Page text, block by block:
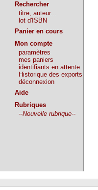
Rechercher
titre, auteur...
lot d'ISBN
Panier en cours
Mon compte
paramètres
mes paniers
identifiants en attente
Historique des exports
déconnexion
Aide
Rubriques
--Nouvelle rubrique--